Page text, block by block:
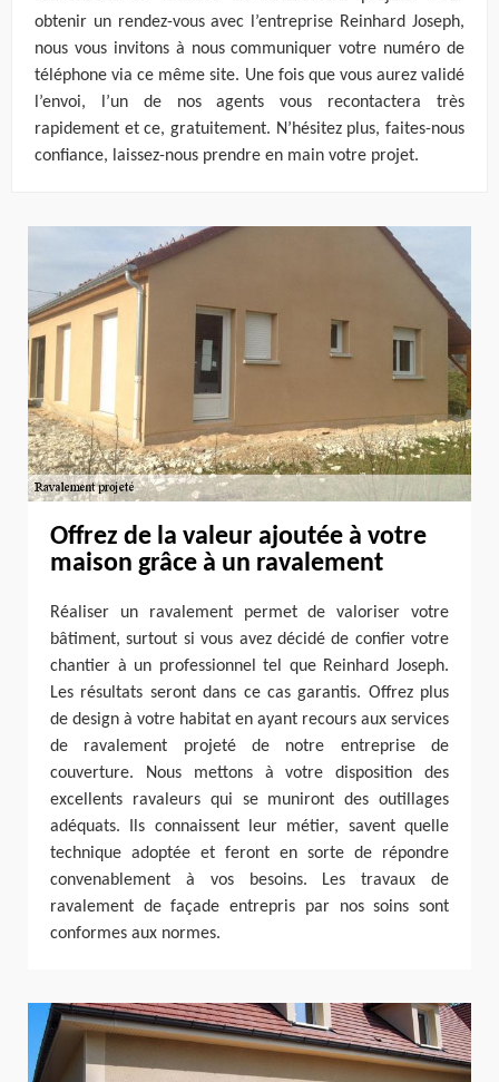
obtenir un rendez-vous avec l’entreprise Reinhard Joseph,
nous vous invitons à nous communiquer votre numéro de
téléphone via ce même site. Une fois que vous aurez validé
l’envoi, l’un de nos agents vous recontactera très
rapidement et ce, gratuitement. N’hésitez plus, faites-nous
confiance, laissez-nous prendre en main votre projet.
Offrez de la valeur ajoutée à votre
maison grâce à un ravalement
Réaliser un ravalement permet de valoriser votre
bâtiment, surtout si vous avez décidé de confier votre
chantier à un professionnel tel que Reinhard Joseph.
Les résultats seront dans ce cas garantis. Offrez plus
de design à votre habitat en ayant recours aux services
de ravalement projeté de notre entreprise de
couverture. Nous mettons à votre disposition des
excellents ravaleurs qui se muniront des outillages
adéquats. Ils connaissent leur métier, savent quelle
technique adoptée et feront en sorte de répondre
convenablement à vos besoins. Les travaux de
ravalement de façade entrepris par nos soins sont
conformes aux normes.